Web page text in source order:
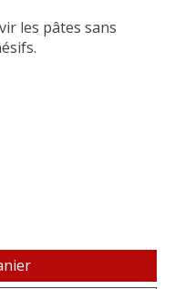
les pâtes sans